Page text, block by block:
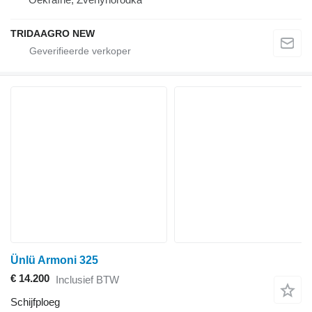
TRIDAAGRO NEW
Ünlü Armoni 325
€ 14.200 Inclusief BTW
Schijfploeg